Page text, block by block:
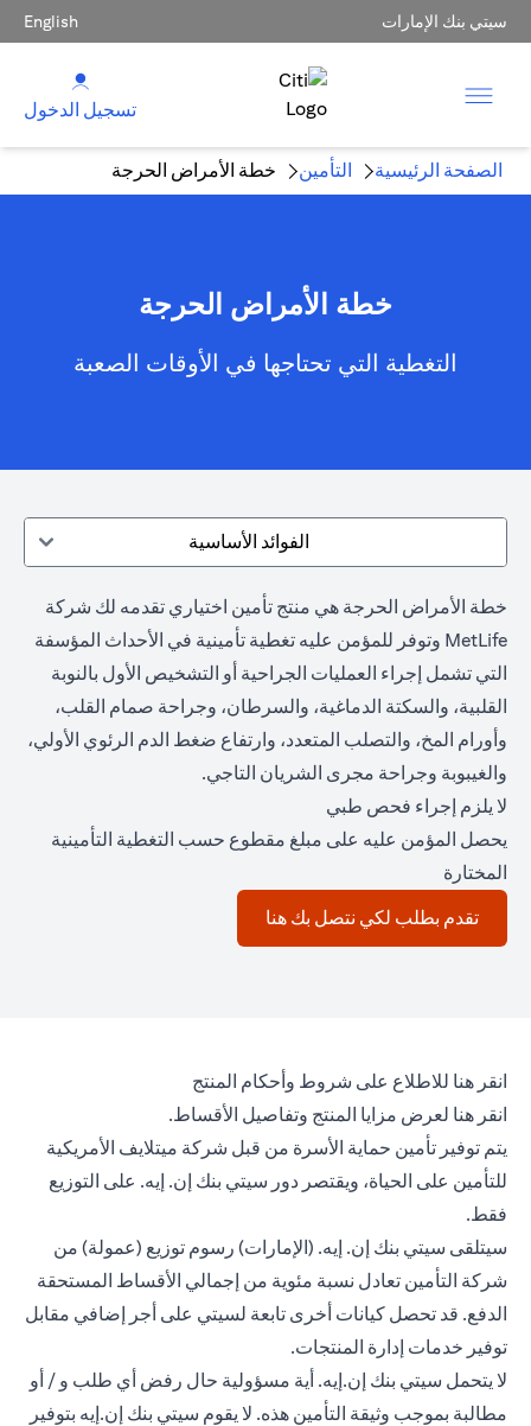
سيتي بنك الإمارات English
تسجيل الدخول
الصفحة الرئيسية التأمين خطة الأمراض الحرجة
خطة الأمراض الحرجة
التغطية التي تحتاجها في الأوقات الصعبة
الفوائد الأساسية
خطة الأمراض الحرجة هي منتج تأمين اختياري تقدمه لك شركة
MetLife وتوفر للمؤمن عليه تغطية تأمينية في الأحداث المؤسفة
التي تشمل إجراء العمليات الجراحية أو التشخيص الأول بالنوبة
القلبية، والسكتة الدماغية، والسرطان، وجراحة صمام القلب،
وأورام المخ، والتصلب المتعدد، وارتفاع ضغط الدم الرئوي الأولي،
والغيبوبة وجراحة مجرى الشريان التاجي.
لا يلزم إجراء فحص طبي
يحصل المؤمن عليه على مبلغ مقطوع حسب التغطية التأمينية
المختارة
تقدم بطلب لكي نتصل بك هنا
انقر هنا opens in a new tab
للاطلاع على شروط وأحكام المنتج
انقر هنا opens in a new tab
لعرض مزايا المنتج وتفاصيل الأقساط.
يتم توفير تأمين حماية الأسرة من قبل شركة ميتلايف الأمريكية
للتأمين على الحياة، ويقتصر دور سيتي بنك إن. إيه. على التوزيع
فقط.
سيتلقى سيتي بنك إن. إيه. (الإمارات) رسوم توزيع (عمولة) من
شركة التأمين تعادل نسبة مئوية من إجمالي الأقساط المستحقة
الدفع. قد تحصل كيانات أخرى تابعة لسيتي على أجر إضافي مقابل
توفير خدمات إدارة المنتجات.
لا يتحمل سيتي بنك إن.إيه. أية مسؤولية حال رفض أي طلب و / أو
مطالبة بموجب وثيقة التأمين هذه. لا يقوم سيتي بنك إن.إيه بتوفير